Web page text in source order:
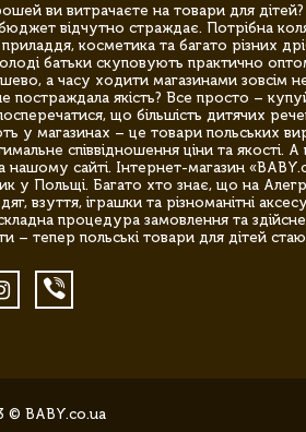
ви витрачаєте на товари для
відчутно страждає. Потрібна
приладдя, косметика та багато різних
батьки скуповують практично
а часу ходити магазинами зовсім
постраждала якість? Все просто –
що більшість дитячих
у магазинах – це товари польських
співвідношення ціни та якості.
нашому сайті. Інтернет-магазин
у Польщі. Багато хто знає, що на
взуття, іграшки та різноманітні
процедура замовлення та
– тепер польські товари для дітей
© BABY.co.ua